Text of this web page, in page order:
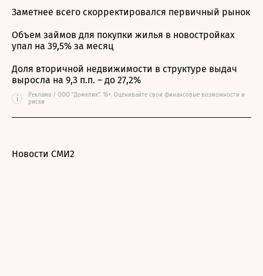
Заметнее всего скорректировался первичный рынок
Объем займов для покупки жилья в новостройках
упал на 39,5% за месяц
Доля вторичной недвижимости в структуре выдач
выросла на 9,3 п.п. – до 27,2%
i
Реклама / ООО "Домклик". 16+. Оценивайте свои финансовые возможности и
риски
Новости СМИ2